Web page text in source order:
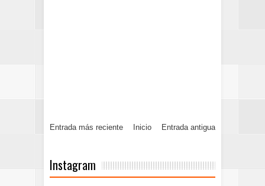
Entrada más reciente Entrada antigua
Inicio
Instagram